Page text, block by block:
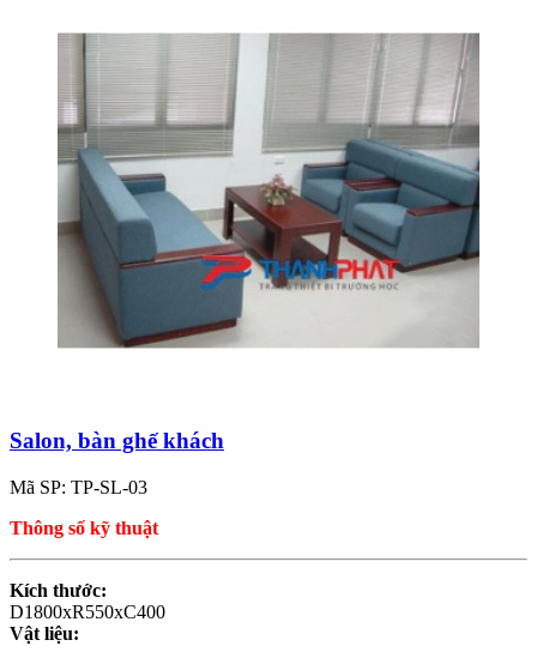
Salon, bàn ghế khách
Mã SP: TP-SL-03
Thông số kỹ thuật
Kích thước:
D1800xR550xC400
Vật liệu: